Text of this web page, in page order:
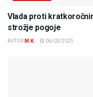
Vlada proti
strožje pogoje
AVTOR M.K. 06/03/2025